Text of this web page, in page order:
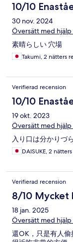
10/10
30 nov. 2024
Översätt med hjälp
素晴らしい 穴場
Takumi, 2 nätters
Verifierad recension
10/10
19 okt. 2023
Översätt med hjälp
入り口は分かりづ
DAISUKE, 2
Verifierad recension
8/10 Mycket
18 jan. 2025
Översätt med hjälp
還OK，只是有人